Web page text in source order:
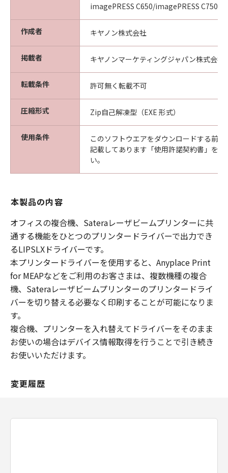
imagePRESS C650/imagePRESS C750/
作成者 キヤノン株式会社
掲載者 キヤノンマーケティングジャパン株式会社
転載条件 許可無く転載不可
圧縮形式 Zip自己解凍型（EXE 形式）
使用条件
このソフトウエアをダウンロードする前
記載してあります「使用許諾契約書」を
い。
本製品の内容
オフィスの複合機、Sateraレーザビームプリンターに共
通する機能をひとつのプリンタードライバーで出力でき
るLIPSLXドライバーです。
本プリンタードライバーを使用すると、Anyplace Print
for MEAPなどをご利用のお客さまは、複数機種の複合
機、Sateraレーザビームプリンターのプリンタードライ
バーを切り替える必要なく印刷することが可能になりま
す。
複合機、プリンターを入れ替えてドライバーをそのまま
お使いの場合はデバイス情報取得を行うことで引き続き
お使いいただけます。
変更履歴